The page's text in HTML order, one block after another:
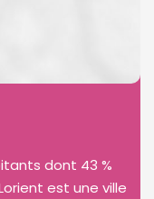
dont 43 %
est une ville